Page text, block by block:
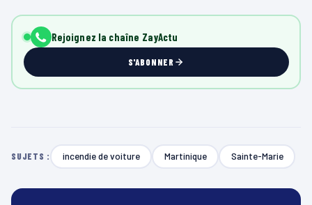
Rejoignez la chaîne ZayActu
S'ABONNER
SUJETS : incendie de voiture Martinique Sainte-Marie